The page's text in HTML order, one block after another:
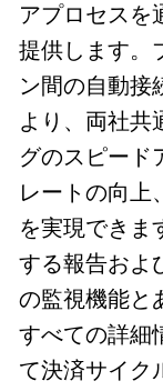
アプロセスを
提供します。
ン間の自動接
より、両社共
グのスピード
レートの向上
を実現できま
する報告およ
の監視機能と
すべての詳細
て決済サイク